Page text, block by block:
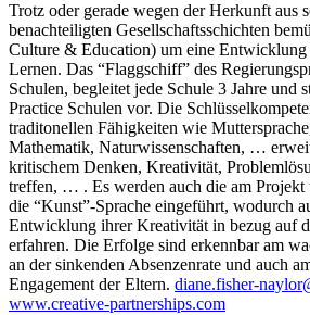
Trotz oder gerade wegen der Herkunft aus
benachteiligten Gesellschaftsschichten
Culture & Education) um eine
Lernen. Das “Flaggschiff” des
Schulen, begleitet jede Schule 3 Jahre und
Practice Schulen vor. Die
traditonellen Fähigkeiten wie
Mathematik, Naturwissenschaften, …
kritischem Denken, Kreativität,
treffen, … . Es werden auch die am Projekt
die “Kunst”-Sprache eingeführt, wodurch
Entwicklung ihrer Kreativität in bezug auf
erfahren. Die Erfolge sind erkennbar am
an der sinkenden Absenzenrate und auch
Engagement der Eltern. diane.fisher-
www.creative-partnerships.com